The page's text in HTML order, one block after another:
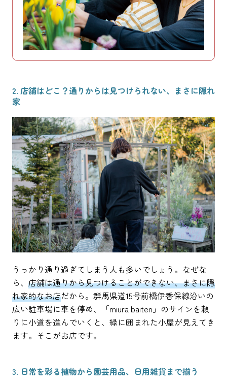
2. 店舗はどこ？通りからは見つけられない、まさに隠れ
家
うっかり通り過ぎてしまう人も多いでしょう。なぜな
ら、 店舗は通りから見つけることができない、まさに隠
れ家的なお店だから。群馬県道15号前橋伊香保線沿いの
広い駐車場に車を停め、「miura baiten」のサインを頼
りに小道を進んでいくと、緑に囲まれた小屋が見えてき
ます。そこがお店です。
3. 日常を彩る植物から園芸用品、日用雑貨まで揃う